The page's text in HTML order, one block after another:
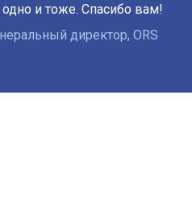
и тоже. Спасибо вам!
директор, ORS